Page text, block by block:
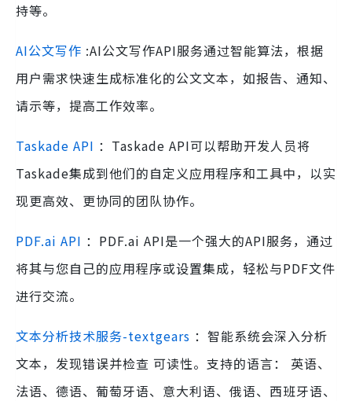
持等。
AI公文写作 :AI公文写作API服务通过智能算法，根据
用户需求快速生成标准化的公文文本，如报告、通知、
请示等，提高工作效率。
Taskade API ：Taskade API可以帮助开发人员将
Taskade集成到他们的自定义应用程序和工具中，以实
现更高效、更协同的团队协作。
PDF.ai API ：PDF.ai API是一个强大的API服务，通过
将其与您自己的应用程序或设置集成，轻松与PDF文件
进行交流。
文本分析技术服务-textgears ：智能系统会深入分析
文本，发现错误并检查 可读性。支持的语言： 英语、
法语、德语、葡萄牙语、意大利语、俄语、西班牙语、